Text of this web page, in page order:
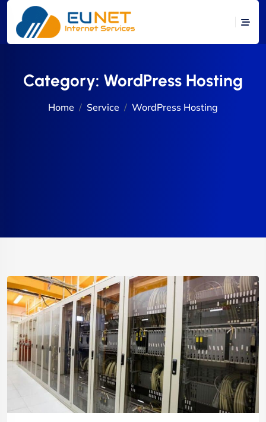
Category: WordPress Hosting
Home Service WordPress Hosting